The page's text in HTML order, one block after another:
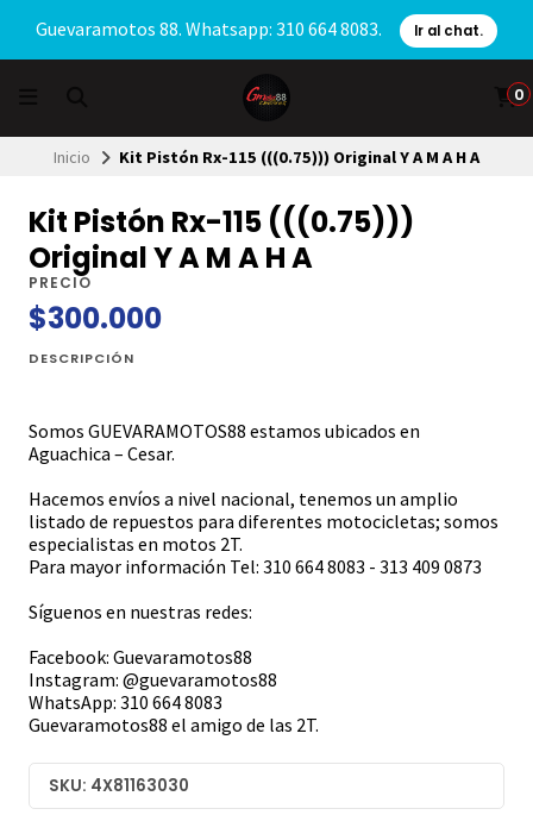
Guevaramotos 88. Whatsapp: 310 664 8083. Ir al chat.
0
Inicio Kit Pistón Rx-115 (((0.75))) Original Y A M A H A
Kit Pistón Rx-115 (((0.75)))
Original Y A M A H A
PRECIO
$300.000
DESCRIPCIÓN
Somos GUEVARAMOTOS88 estamos ubicados en
Aguachica – Cesar.
Hacemos envíos a nivel nacional, tenemos un amplio
listado de repuestos para diferentes motocicletas; somos
especialistas en motos 2T.
Para mayor información Tel: 310 664 8083 - 313 409 0873
Síguenos en nuestras redes:
Facebook: Guevaramotos88
Instagram: @guevaramotos88
WhatsApp: 310 664 8083
Guevaramotos88 el amigo de las 2T.
SKU: 4X81163030